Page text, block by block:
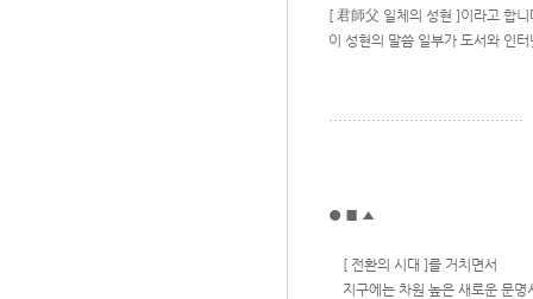
[ 君師父 일체의 성현 ]이라고 합니
이 성현의 말씀 일부가 도서와 인
● ■ ▲
[ 전환의 시대 ]를 거치면서
지구에는 차원 높은 새로운 문명